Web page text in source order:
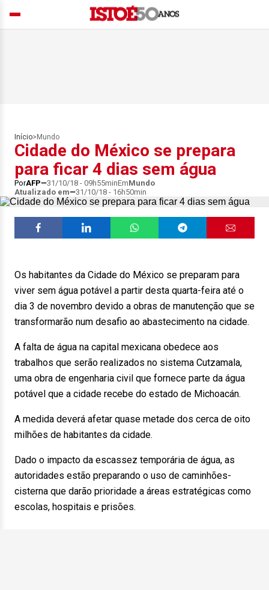
Início> Mundo
Cidade do México se prepara
para ficar 4 dias sem água
PorAFP 31/10/18 - 09h55minEmMundo
Atualizado em
31/10/18 - 16h50min
Os habitantes da Cidade do México se preparam para
viver sem água potável a partir desta quarta-feira até o
dia 3 de novembro devido a obras de manutenção que se
transformarão num desafio ao abastecimento na cidade.
A falta de água na capital mexicana obedece aos
trabalhos que serão realizados no sistema Cutzamala,
uma obra de engenharia civil que fornece parte da água
potável que a cidade recebe do estado de Michoacán.
A medida deverá afetar quase metade dos cerca de oito
milhões de habitantes da cidade.
Dado o impacto da escassez temporária de água, as
autoridades estão preparando o uso de caminhões-
cisterna que darão prioridade a áreas estratégicas como
escolas, hospitais e prisões.